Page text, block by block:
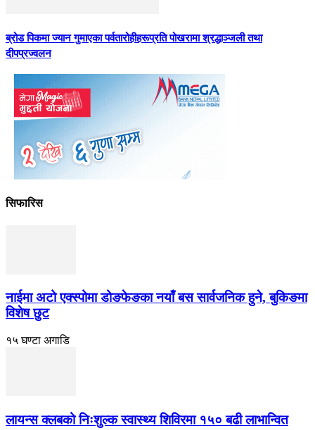
ब्रोड पिकमा ज्यान गुमाएका पर्वतारोहीहरूप्रति पोखरामा श्रद्धाञ्जली तथा
दीपप्रज्वलन
सिफारिस
नाईमा अटो एक्स्पोमा डोङफेङका नयाँ बस सार्वजनिक हुने, बुकिङमा
विशेष छुट
१५ घण्टा अगाडि
लायन्स क्लबको निःशुल्क स्वास्थ्य शिविरमा १५० बढी लाभान्वित